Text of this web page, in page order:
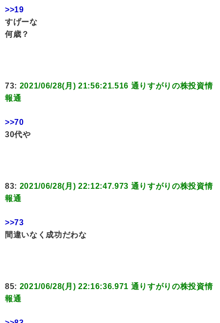
>>19
すげーな
何歳？
73: 2021/06/28(月) 21:56:21.516 通りすがりの株投資情
報通
>>70
30代や
83: 2021/06/28(月) 22:12:47.973 通りすがりの株投資情
報通
>>73
間違いなく成功だわな
85: 2021/06/28(月) 22:16:36.971 通りすがりの株投資情
報通